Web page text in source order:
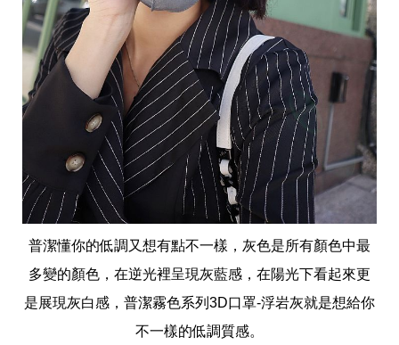
普潔懂你的低調又想有點不一樣，灰色是所有顏色中最
多變的顏色，在逆光裡呈現灰藍感，在陽光下看起來更
是展現灰白感，普潔霧色系列3D口罩-浮岩灰就是想給你
不一樣的低調質感。